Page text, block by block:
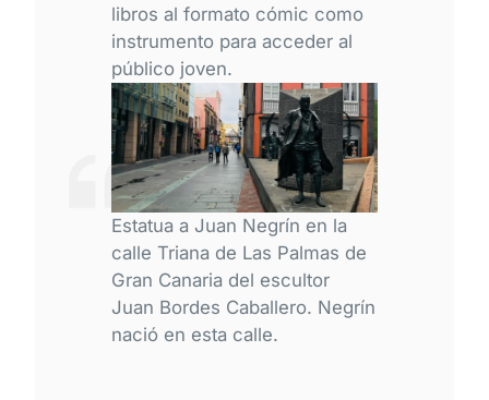
libros al formato cómic como
instrumento para acceder al
público joven.
Estatua a Juan Negrín en la
calle Triana de Las Palmas de
Gran Canaria del escultor
Juan Bordes Caballero. Negrín
nació en esta calle.